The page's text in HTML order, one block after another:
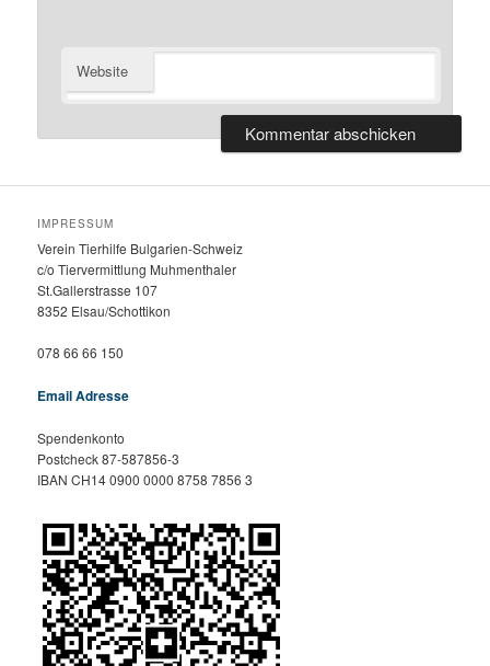
Website
IMPRESSUM
Verein Tierhilfe Bulgarien-Schweiz
c/o Tiervermittlung Muhmenthaler
St.Gallerstrasse 107
8352 Elsau/Schottikon
078 66 66 150
Email Adresse
Spendenkonto
Postcheck 87-587856-3
IBAN CH14 0900 0000 8758 7856 3